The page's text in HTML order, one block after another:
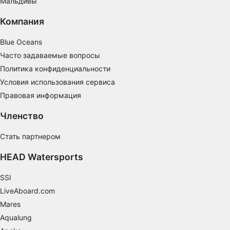
Компания
Blue Oceans
Часто задаваемые вопросы
Политика конфиденциальности
Условия использования сервиса
Правовая информация
Членство
Стать партнером
HEAD Watersports
SSI
LiveAboard.com
Mares
Aqualung
статистики или комбинации данных из
Использование ограниченных данных для
выбора контента
Специальные возможности IAB:
Использование точных данных геолокации
Идентификация устройств на основе
активно запрашиваемой информации
Цели обработки, не относящиеся к МВА:
Производительность
функциональная